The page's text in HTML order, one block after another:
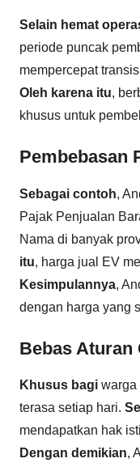
Selain hemat
periode puncak
mempercepat
Oleh karena itu,
khusus untuk
Pembebasan
Sebagai contoh,
Pajak Penjualan
Nama di banyak
itu, harga jual EV
Kesimpulannya,
dengan harga yang
Bebas Aturan
Khusus bagi warga
terasa setiap hari.
mendapatkan hak
Dengan demikian,